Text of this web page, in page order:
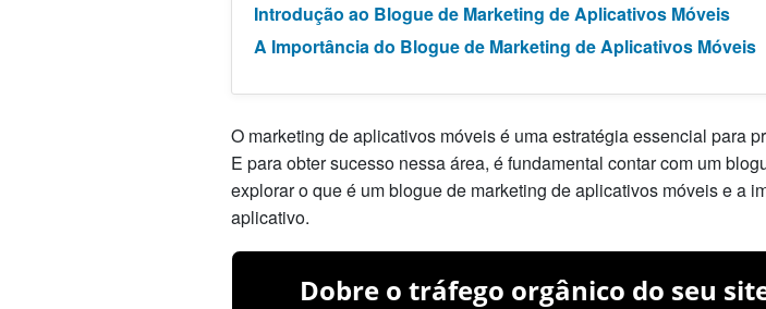
Introdução ao Blogue de Marketing de Aplicativos Móveis
A Importância do Blogue de Marketing de Aplicativos Móveis
O marketing de aplicativos móveis é uma estratégia essencial para
E para obter sucesso nessa área, é fundamental contar com um
explorar o que é um blogue de marketing de aplicativos móveis e a
aplicativo.
Dobre o tráfego orgânico do seu